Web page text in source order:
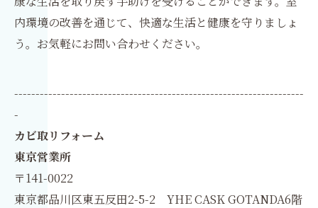
内環境の改善を通じて、快適な生活と健康を守りましょ
う。お気軽にお問い合わせください。
--------------------------------------------------------------------
-
カビ取リフォーム
東京営業所
〒141-0022
東京都品川区東五反田2-5-2 YHE CASK GOTANDA6階